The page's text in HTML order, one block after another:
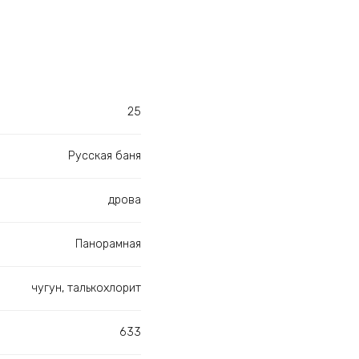
25
Русская баня
дрова
Панорамная
чугун, талькохлорит
633